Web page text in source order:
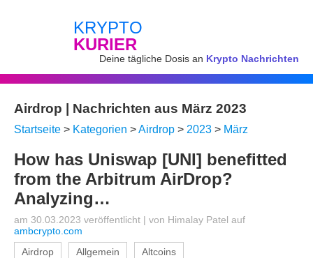
KRYPTO
KURIER
Deine tägliche Dosis an Krypto Nachrichten
Airdrop | Nachrichten aus März 2023
Startseite > Kategorien >Airdrop > 2023 > März
How has Uniswap [UNI] benefitted
from the Arbitrum AirDrop?
Analyzing…
am 30.03.2023 veröffentlicht | von Himalay Patel auf
ambcrypto.com
Airdrop
Allgemein Altcoins